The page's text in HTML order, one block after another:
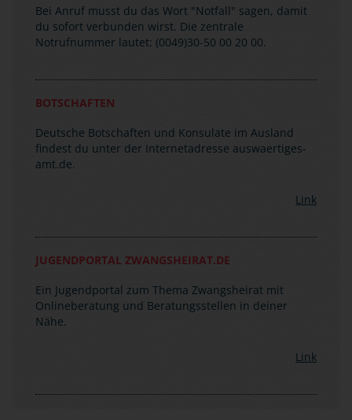
SCHNELLEN HILFE
AUSWÄRTIGES AMT DEUTSCHLAND
Bei Anruf musst du das Wort "Notfall" sagen, damit
Notrufnummer lautet: (0049)30-50 00 20 00.
BOTSCHAFTEN
JUGENDPORTAL ZWANGSHEIRAT.DE